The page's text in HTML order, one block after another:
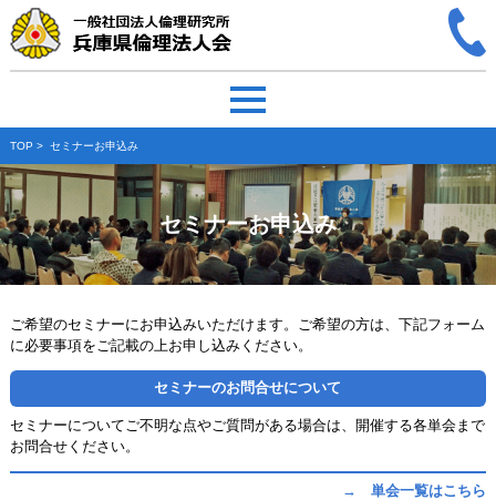
TOP > セミナーお申込み
セミナーお申込み
ご希望のセミナーにお申込みいただけます。ご希望の方は、下記フォーム
に必要事項をご記載の上お申し込みください。
セミナーのお問合せについて
セミナーについてご不明な点やご質問がある場合は、開催する各単会まで
お問合せください。
→ 単会一覧はこちら